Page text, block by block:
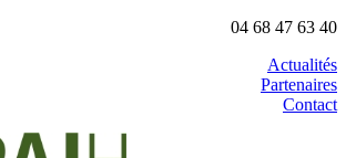
04 68 47 63 40
Actualités
Partenaires
Contact